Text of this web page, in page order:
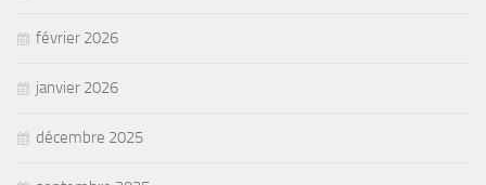
février 2026
janvier 2026
décembre 2025